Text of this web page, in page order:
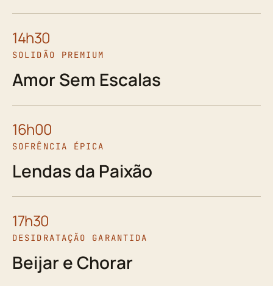
14h30
SOLIDÃO PREMIUM
Amor Sem Escalas
16h00
SOFRÊNCIA ÉPICA
Lendas da Paixão
17h30
DESIDRATAÇÃO GARANTIDA
Beijar e Chorar